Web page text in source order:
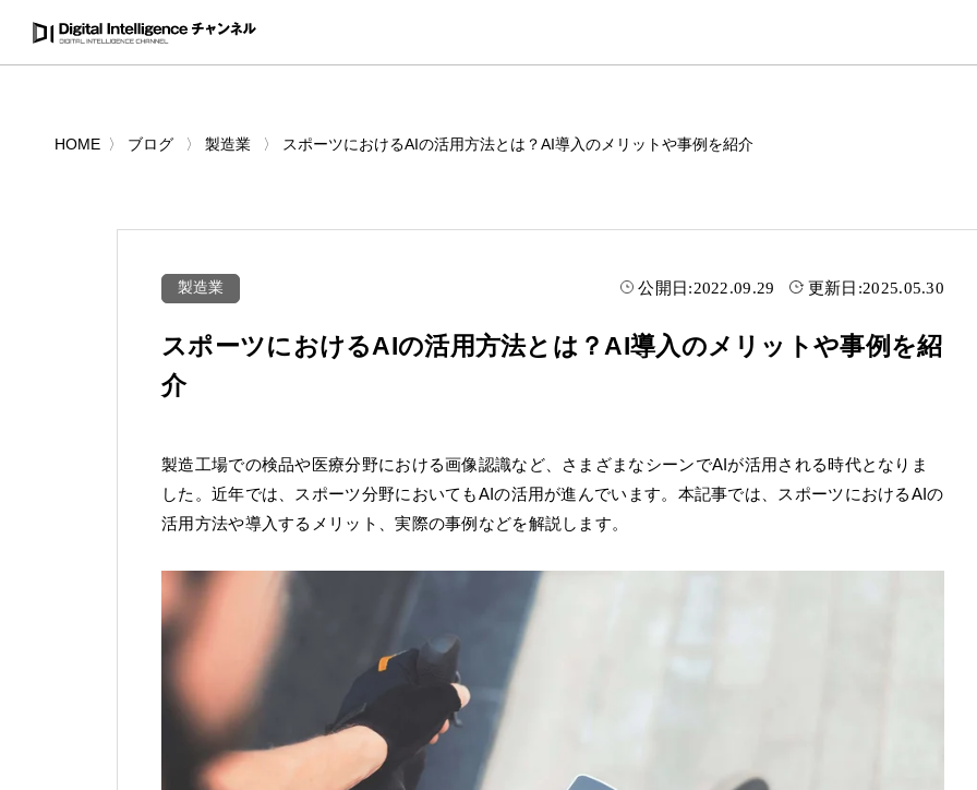
HOME ブログ 製造業 スポーツにおけるAIの活用方法とは？AI導入のメリットや事例を紹介
製造業 公開日:2022.09.29 更新日:2025.05.30
スポーツにおけるAIの活用方法とは？AI導入のメリットや事例を紹
介
製造工場での検品や医療分野における画像認識など、さまざまなシーンでAIが活用される時代となりま
した。近年では、スポーツ分野においてもAIの活用が進んでいます。本記事では、スポーツにおけるAIの
活用方法や導入するメリット、実際の事例などを解説します。